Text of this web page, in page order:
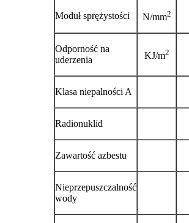
Moduł sprężystości N/mm2
Odporność na
uderzenia
KJ/m2
Klasa niepalności A
Radionuklid
Zawartość azbestu
Nieprzepuszczalność
wody